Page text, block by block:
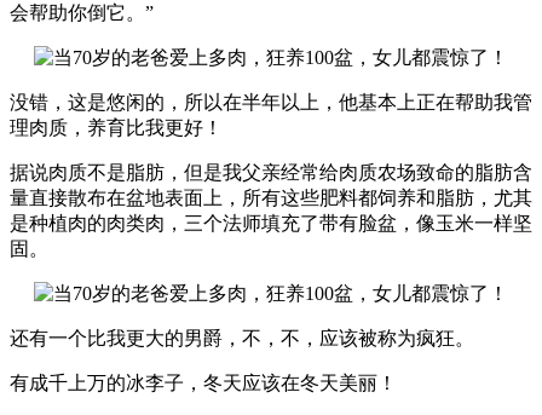
会帮助你倒它。”
没错，这是悠闲的，所以在半年以上，他基本上正在帮助我管
理肉质，养育比我更好！
据说肉质不是脂肪，但是我父亲经常给肉质农场致命的脂肪含
量直接散布在盆地表面上，所有这些肥料都饲养和脂肪，尤其
是种植肉的肉类肉，三个法师填充了带有脸盆，像玉米一样坚
固。
还有一个比我更大的男爵，不，不，应该被称为疯狂。
有成千上万的冰李子，冬天应该在冬天美丽！